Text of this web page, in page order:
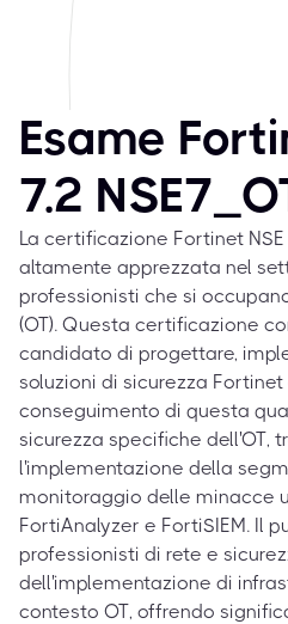
Esame
7.2
La certificazione Fortinet
altamente apprezzata nel
professionisti che si
(OT). Questa certificazione
candidato di progettare,
soluzioni di sicurezza
conseguimento di questa
sicurezza specifiche dell'OT,
l'implementazione della
monitoraggio delle minacce
FortiAnalyzer e FortiSIEM. Il
professionisti di rete e
dell'implementazione di
contesto OT, offrendo